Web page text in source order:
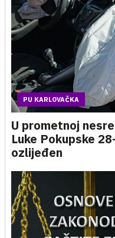
PU KARLOVAČKA
U prometnoj
Luke Pokupske
ozlijeđen